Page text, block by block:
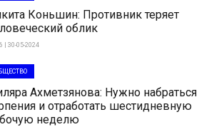
Коньшин: Противник теряет
облик
| 30-05-2024
Ахметзянова: Нужно набраться
и отработать шестидневную
неделю